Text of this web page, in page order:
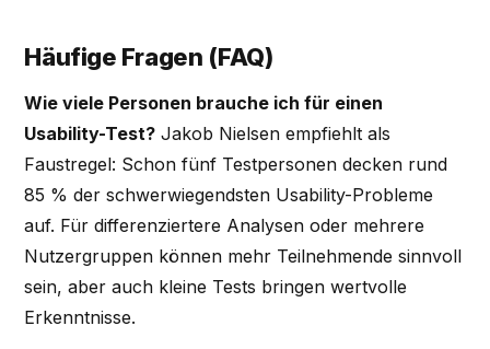
Häufige Fragen (FAQ)
Wie viele Personen brauche ich für einen
Usability-Test? Jakob Nielsen empfiehlt als
Faustregel: Schon fünf Testpersonen decken rund
85 % der schwerwiegendsten Usability-Probleme
auf. Für differenziertere Analysen oder mehrere
Nutzergruppen können mehr Teilnehmende sinnvoll
sein, aber auch kleine Tests bringen wertvolle
Erkenntnisse.